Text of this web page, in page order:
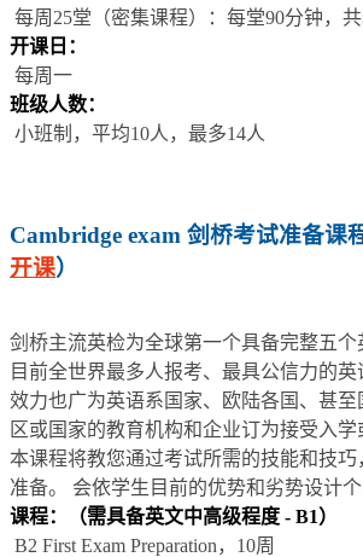
每周25堂（密集课程）：每堂90分钟，共
开课日：
每周一
班级人数：
小班制，平均10人，最多14人
Cambridge exam 剑桥考试准备课
开课）
剑桥主流英检为全球第一个具备完整五
目前全世界最多人报考、最具公信力的
效力也广为英语系国家、欧陆各国、甚
区或国家的教育机构和企业订为接受入学
本课程将教您通过考试所需的技能和技
准备。 会依学生目前的优势和劣势设计个
课程：（需具备英文中高级程度 - B1）
B2 First Exam Preparation，10周